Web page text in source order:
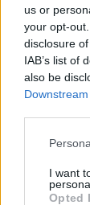
us or
your opt-
disclosure
IAB’s list of
also be
I want
Opted
ΥΓΕΊΑ